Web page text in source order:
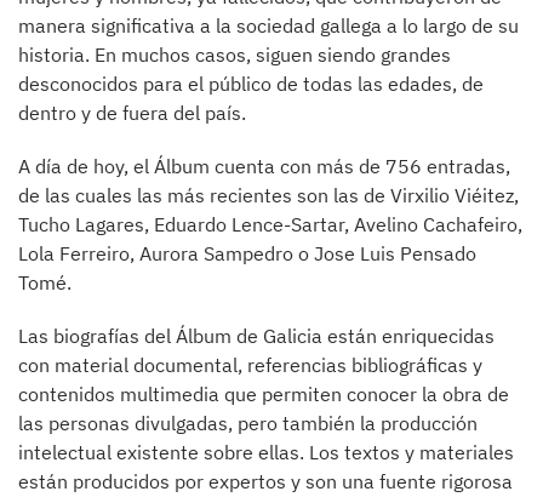
manera significativa a la sociedad gallega a lo largo de su
historia. En muchos casos, siguen siendo grandes
desconocidos para el público de todas las edades, de
dentro y de fuera del país.
A día de hoy, el Álbum cuenta con más de 756 entradas,
de las cuales las más recientes son las de Virxilio Viéitez,
Tucho Lagares, Eduardo Lence-Sartar, Avelino Cachafeiro,
Lola Ferreiro, Aurora Sampedro o Jose Luis Pensado
Tomé.
Las biografías del Álbum de Galicia están enriquecidas
con material documental, referencias bibliográficas y
contenidos multimedia que permiten conocer la obra de
las personas divulgadas, pero también la producción
intelectual existente sobre ellas. Los textos y materiales
están producidos por expertos y son una fuente rigorosa